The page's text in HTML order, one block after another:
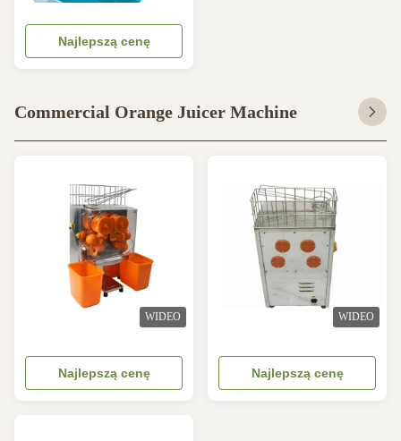
Najlepszą cenę
Commercial Orange Juicer Machine
WIDEO
Najlepszą cenę
WIDEO
Najlepszą cenę